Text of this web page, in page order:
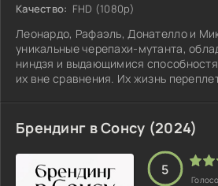
Качество: FHD (1080p)
Леонардо, Рафаэль, Донателло и
уникальные черепахи-мутанта,
ниндзя и выдающимися
их вне сравнения. Их жизнь
захватывающими приключениями.
Брендинг в Сонсу (2024)
5